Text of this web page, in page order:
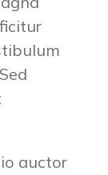
auctor